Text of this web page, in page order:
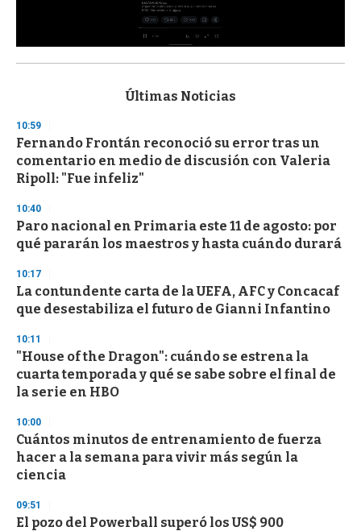
s
d
s
o
f
3
s
e
c
o
d
s
Últimas Noticias
10:59
Fernando Frontán reconoció su error tras un
comentario en medio de discusión con Valeria
Ripoll: "Fue infeliz"
10:40
Paro nacional en Primaria este 11 de agosto: por
qué pararán los maestros y hasta cuándo durará
10:17
La contundente carta de la UEFA, AFC y Concacaf
que desestabiliza el futuro de Gianni Infantino
10:11
"House of the Dragon": cuándo se estrena la
cuarta temporada y qué se sabe sobre el final de
la serie en HBO
10:00
Cuántos minutos de entrenamiento de fuerza
hacer a la semana para vivir más según la
ciencia
09:51
El pozo del Powerball superó los US$ 900